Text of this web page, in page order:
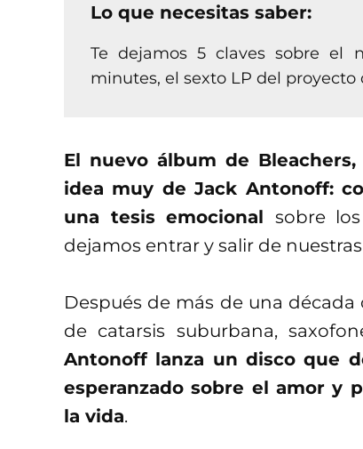
Lo que necesitas saber:
Te dejamos 5 claves sobre el
minutes, el sexto LP del proyecto
El nuevo álbum de Bleachers,
idea muy de Jack Antonoff:
una tesis emocional sobre
dejamos entrar y salir de
Después de más de una
de catarsis suburbana,
Antonoff lanza un disco que
esperanzado sobre el amor y
la vida.